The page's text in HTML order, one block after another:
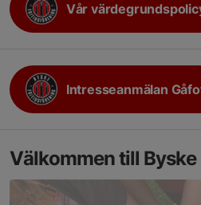
Vår
Intresseanmälan
Välkommen till